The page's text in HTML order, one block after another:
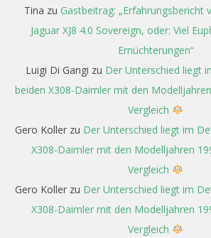
Tina zu Gastbeitrag: „Erfahrungsbericht
Jaguar XJ8 4.0 Sovereign, oder: Viel
Ernüchterungen“
Luigi Di Gangi zu Der Unterschied liegt
beiden X308-Daimler mit den
Vergleich
Gero Kollerzu Der Unterschied liegt im
X308-Daimler mit den Modelljahren
Vergleich
Gero Kollerzu Der Unterschied liegt im
X308-Daimler mit den Modelljahren
Vergleich